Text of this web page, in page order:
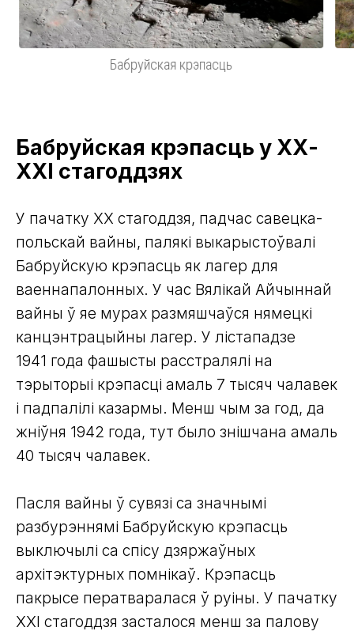
Бабруйская крэпасць
Бабруйская крэпасць у ХХ-
ХХI стагоддзях
У пачатку ХХ стагоддзя, падчас савецка-
польскай вайны, палякі выкарыстоўвалі
Бабруйскую крэпасць як лагер для
ваеннапалонных. У час Вялікай Айчыннай
вайны ў яе мурах размяшчаўся нямецкі
канцэнтрацыйны лагер. У лістападзе
1941 года фашысты расстралялі на
тэрыторыі крэпасці амаль 7 тысяч чалавек
і падпалілі казармы. Менш чым за год, да
жніўня 1942 года, тут было знішчана амаль
40 тысяч чалавек.
Пасля вайны ў сувязі са значнымі
разбурэннямі Бабруйскую крэпасць
выключылі са спісу дзяржаўных
архітэктурных помнікаў. Крэпасць
пакрысе ператваралася ў руіны. У пачатку
ХХI стагоддзя засталося менш за палову